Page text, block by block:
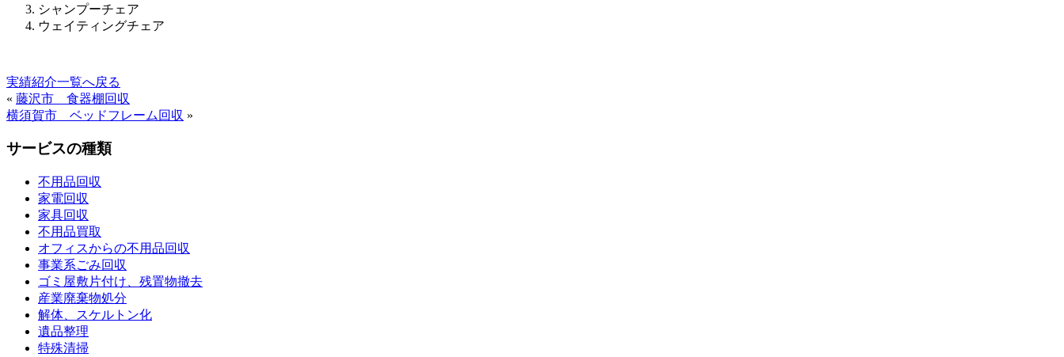
シャンプーチェア
ウェイティングチェア
実績紹介一覧へ戻る
« 藤沢市 食器棚回収
横須賀市 ベッドフレーム回収 »
サービスの種類
不用品回収
家電回収
家具回収
不用品買取
オフィスからの不用品回収
事業系ごみ回収
ゴミ屋敷片付け、残置物撤去
産業廃棄物処分
解体、スケルトン化
遺品整理
特殊清掃